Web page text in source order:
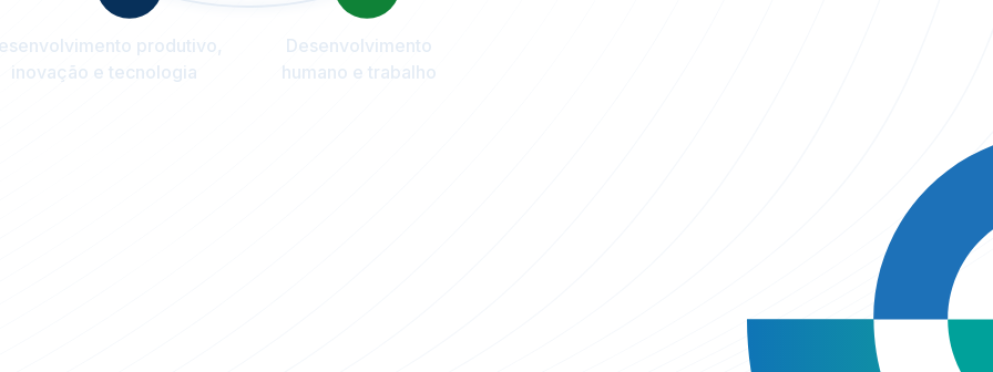
Desenvolvimento
humano e trabalho
produtivo,
inovação e tecnologia